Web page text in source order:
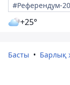
#Референдум-
+25°
Басты Барлық